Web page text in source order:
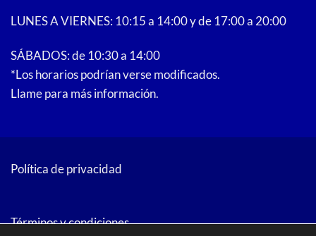
LUNES A VIERNES: 10:15 a 14:00 y de 17:00 a 20:00
SÁBADOS: de 10:30 a 14:00
*Los horarios podrían verse modificados.
Llame para más información.
Política de privacidad
Términos y condiciones